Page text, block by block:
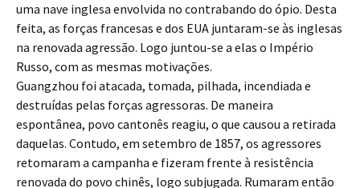
uma nave inglesa envolvida no contrabando do ópio. Desta
feita, as forças francesas e dos EUA juntaram-se às inglesas
na renovada agressão. Logo juntou-se a elas o Império
Russo, com as mesmas motivações.
Guangzhou foi atacada, tomada, pilhada, incendiada e
destruídas pelas forças agressoras. De maneira
espontânea, povo cantonês reagiu, o que causou a retirada
daquelas. Contudo, em setembro de 1857, os agressores
retomaram a campanha e fizeram frente à resistência
renovada do povo chinês, logo subjugada. Rumaram então